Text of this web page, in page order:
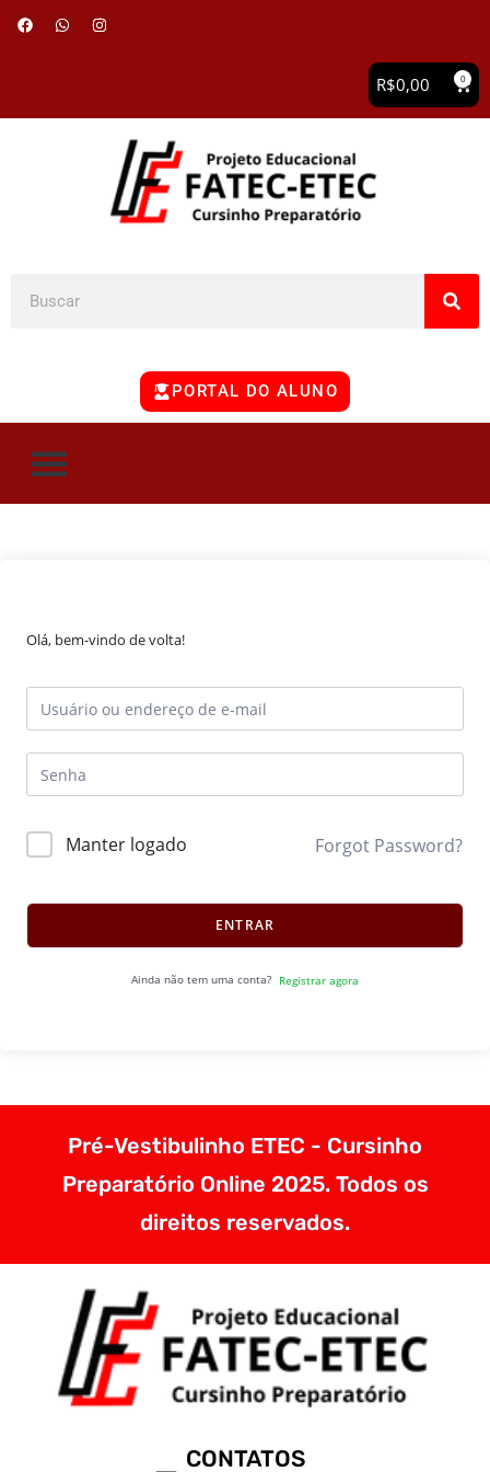
R$0,00 0
PORTAL DO ALUNO
Olá, bem-vindo de volta!
Manter logado Forgot Password?
ENTRAR
Ainda não tem uma conta? Registrar agora
Pré-Vestibulinho ETEC - Cursinho
Preparatório Online 2025. Todos os
direitos reservados.
CONTATOS